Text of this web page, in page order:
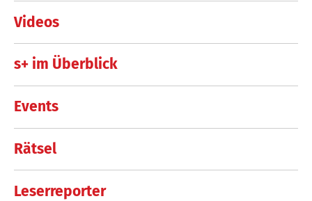
Videos
s+ im Überblick
Events
Rätsel
Leserreporter